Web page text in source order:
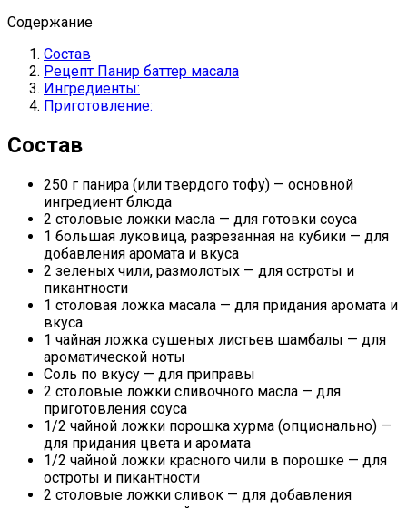
Содержание
Состав
Рецепт Панир баттер масала
Ингредиенты:
Приготовление:
Состав
250 г панира (или твердого тофу) — основной
ингредиент блюда
2 столовые ложки масла — для готовки соуса
1 большая луковица, разрезанная на кубики — для
добавления аромата и вкуса
2 зеленых чили, размолотых — для остроты и
пикантности
1 столовая ложка масала — для придания аромата и
вкуса
1 чайная ложка сушеных листьев шамбалы — для
ароматической ноты
Соль по вкусу — для приправы
2 столовые ложки сливочного масла — для
приготовления соуса
1/2 чайной ложки порошка хурма (опционально) —
для придания цвета и аромата
1/2 чайной ложки красного чили в порошке — для
остроты и пикантности
2 столовые ложки сливок — для добавления